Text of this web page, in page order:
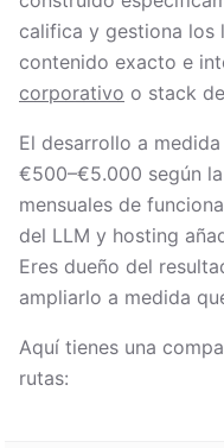
califica y gestiona los
contenido exacto e
corporativo o stack de
El desarrollo a
€500–€5.000 según
mensuales de
del LLM y hosting
Eres dueño del
ampliarlo a medida
Aquí tienes una
rutas: